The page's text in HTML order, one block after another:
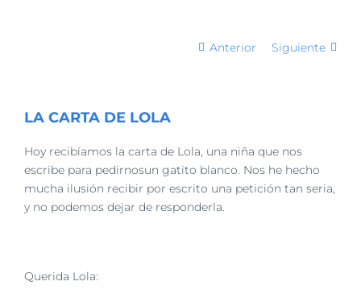
Anterior Siguiente
LA CARTA DE LOLA
Hoy recibíamos la carta de Lola, una niña que nos
escribe para pedirnosun gatito blanco. Nos he hecho
mucha ilusión recibir por escrito una petición tan seria,
y no podemos dejar de responderla.
Querida Lola: